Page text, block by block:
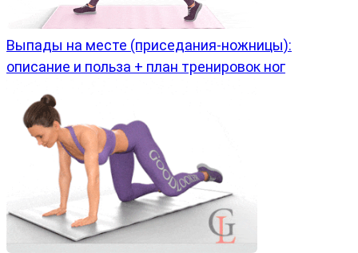
Выпады на месте (приседания-ножницы):
описание и польза + план тренировок ног